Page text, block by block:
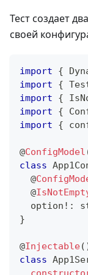
Тест создает
своей
import {
import
{
import
{
import
{
import
{
@ConfigModel
class
@
@
  option
! :
}
@Injectable(
class